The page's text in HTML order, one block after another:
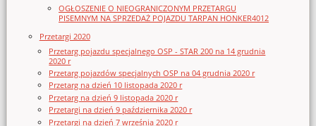
OGŁOSZENIE O NIEOGRANICZONYM PRZETARGU
PISEMNYM NA SPRZEDAŻ POJAZDU TARPAN HONKER4012
Przetargi 2020
Przetarg pojazdu specjalnego OSP - STAR 200 na 14 grudnia
2020 r
Przetarg pojazdów specjalnych OSP na 04 grudnia 2020 r
Przetarg na dzień 10 listopada 2020 r
Przetarg na dzień 9 listopada 2020 r
Przetargi na dzień 9 października 2020 r
Przetargi na dzień 7 września 2020 r